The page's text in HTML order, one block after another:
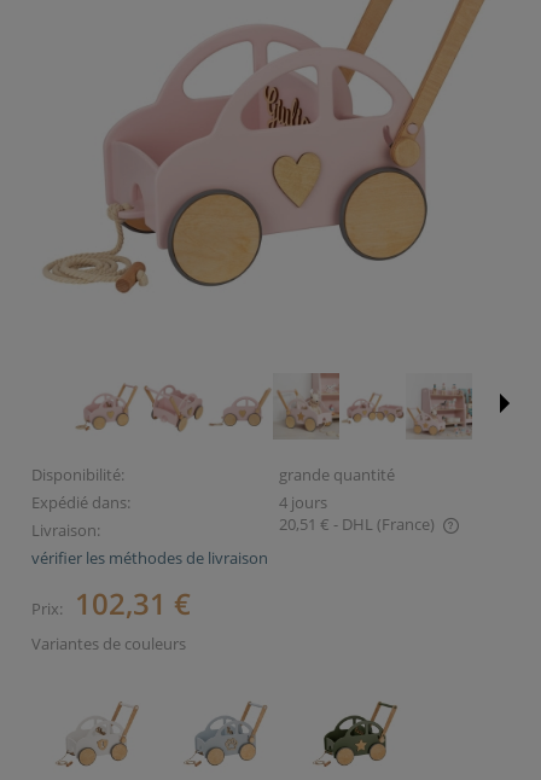
Disponibilité:
grande quantité
Expédié dans:
4 jours
Livraison:
20,51 € - DHL (France)
Le prix ne comprend pas les éventuels coûts de paiement.
vérifier les méthodes de livraison
Prix: 102,31 €
Variantes de couleurs